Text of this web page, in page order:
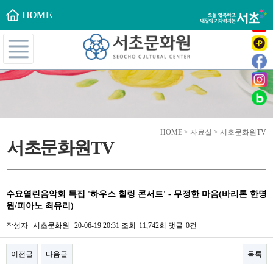
HOME
HOME > 자료실 > 서초문화원TV
서초문화원TV
수요열린음악회 특집 '하우스 힐링 콘서트' - 무정한 마음(바리톤 한명
원/피아노 최유리)
작성자 서초문화원 20-06-19 20:31 조회 11,742회 댓글 0건
이전글 다음글 목록